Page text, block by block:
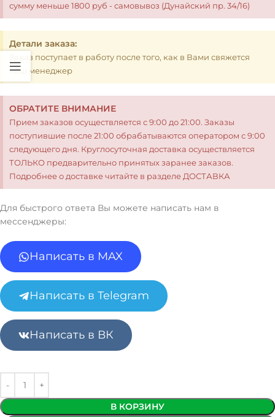
сумму меньше 1800 руб - самовывоз (Дунайский пр. 34/16)
Детали заказа:
Заказ поступает в работу после того, как в Вами свяжется
наш менеджер
ОБРАТИТЕ ВНИМАНИЕ
Прием заказов осуществляется с 9:00 до 21:00. Заказы
поступившие после 21:00 обрабатываются оператором с 9:00
следующего дня. Круглосуточная доставка осуществляется
ТОЛЬКО предварительно принятых заранее заказов.
Подробнее о доставке читайте в разделе ДОСТАВКА
Для быстрого ответа Вы можете написать нам в
мессенджеры:
Написать в MAX
Написать в Telegram
Написать в ВК
В КОРЗИНУ